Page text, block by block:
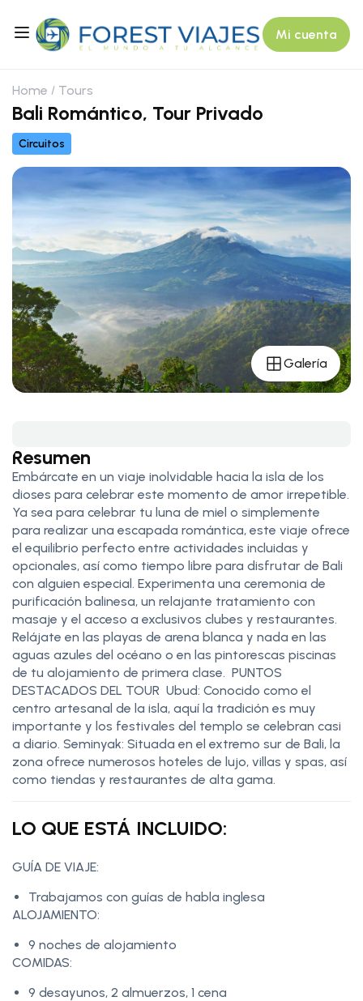
Mi cuenta
Home Tours
Bali Romántico, Tour Privado
Circuitos
Galería
Resumen
Embárcate en un viaje inolvidable hacia la isla de los
dioses para celebrar este momento de amor irrepetible.
Ya sea para celebrar tu luna de miel o simplemente
para realizar una escapada romántica, este viaje ofrece
el equilibrio perfecto entre actividades incluidas y
opcionales, así como tiempo libre para disfrutar de Bali
con alguien especial. Experimenta una ceremonia de
purificación balinesa, un relajante tratamiento con
masaje y el acceso a exclusivos clubes y restaurantes.
Relájate en las playas de arena blanca y nada en las
aguas azules del océano o en las pintorescas piscinas
de tu alojamiento de primera clase. PUNTOS
DESTACADOS DEL TOUR Ubud: Conocido como el
centro artesanal de la isla, aquí la tradición es muy
importante y los festivales del templo se celebran casi
a diario. Seminyak: Situada en el extremo sur de Bali, la
zona ofrece numerosos hoteles de lujo, villas y spas, así
como tiendas y restaurantes de alta gama.
LO QUE ESTÁ INCLUIDO:
GUÍA DE VIAJE:
Trabajamos con guías de habla inglesa
ALOJAMIENTO:
9 noches de alojamiento
COMIDAS:
9 desayunos, 2 almuerzos, 1 cena